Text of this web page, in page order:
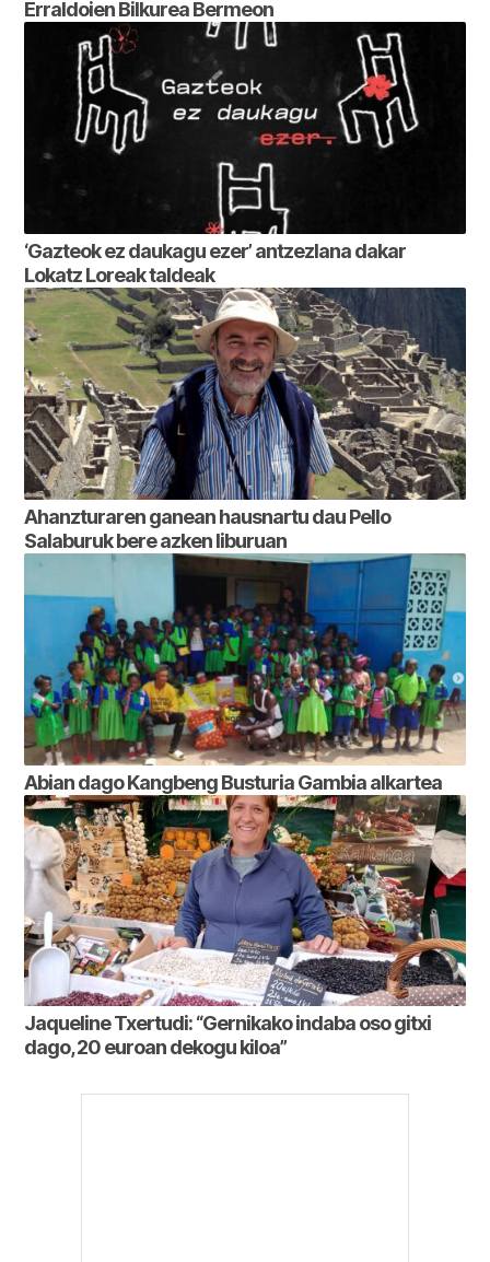
Erraldoien Bilkurea Bermeon
‘Gazteok ez daukagu ezer’ antzezlana dakar
Lokatz Loreak taldeak
Ahanzturaren ganean hausnartu dau Pello
Salaburuk bere azken liburuan
Abian dago Kangbeng Busturia Gambia alkartea
Jaqueline Txertudi: “Gernikako indaba oso gitxi
dago, 20 euroan dekogu kiloa”